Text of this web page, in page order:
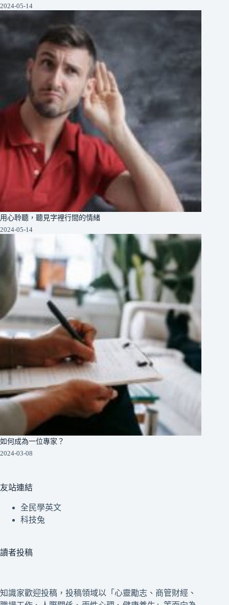
2024-05-14
用心聆聽，聽見字裡行間的情緒
2024-05-14
如何成為一位專家？
2024-03-08
友站連結
全民學英文
科技兔
讀者投稿
知識家歡迎投稿，投稿領域以「心靈勵志、商管財經、